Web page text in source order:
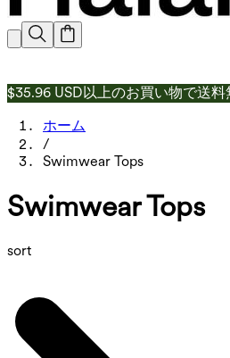
$35.96 USD以上のお買い物で送料
ホーム
/
Swimwear Tops
Swimwear Tops
sort